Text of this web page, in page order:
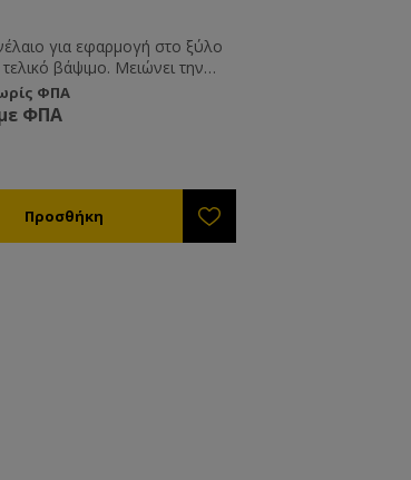
για εφαρμογή στο ξύλο
βάψιμο. Μειώνει την
από το ξύλο του ασταριού
με αποτέλεσμα να
οικονομία σε αυτά τα υλικά (
ΦΠΑ
ΦΠΑ